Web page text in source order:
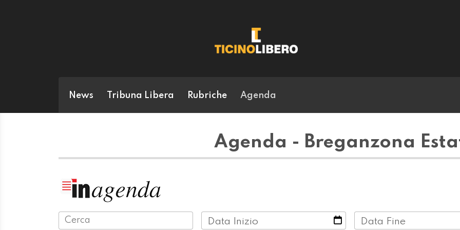
News Tribuna Libera Rubriche Agenda
Agenda - Breganzona
Data Inizio Data Fine